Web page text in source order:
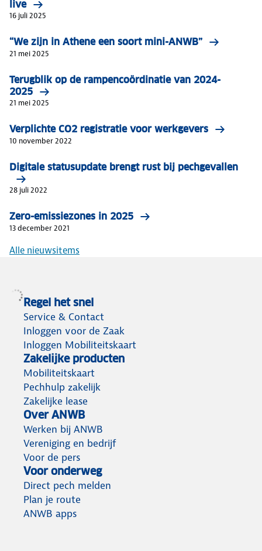
live
16 juli 2025
“We zijn in Athene een soort mini-ANWB”
21 mei 2025
Terugblik op de rampencoördinatie van 2024-
2025
21 mei 2025
Verplichte CO2 registratie voor werkgevers
10 november 2022
Digitale statusupdate brengt rust bij pechgevallen
28 juli 2022
Zero-emissiezones in 2025
13 december 2021
Alle nieuwsitems
Regel het snel
Service & Contact
Inloggen voor de Zaak
Inloggen Mobiliteitskaart
Zakelijke producten
Mobiliteitskaart
Pechhulp zakelijk
Zakelijke lease
Over ANWB
Werken bij ANWB
Vereniging en bedrijf
Voor de pers
Voor onderweg
Direct pech melden
Plan je route
ANWB apps